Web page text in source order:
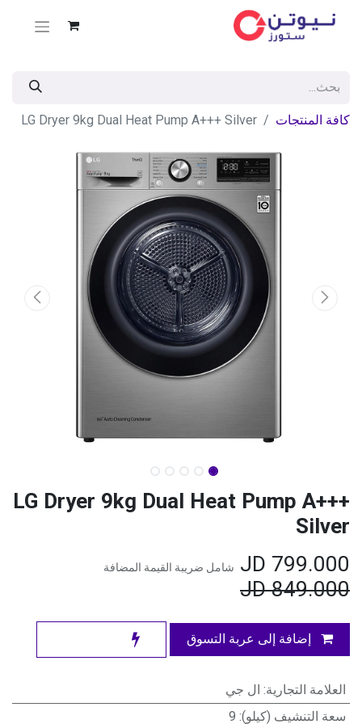
كافة المنتجات LG Dryer 9kg Dual Heat Pump A+++ Silver
LG Dryer 9kg Dual Heat Pump A+++
Silver
799.000
شامل ضريبة القيمة المضافة
849.000
JD
إضافة إلى عربة التسوق
العلامة التجارية: ال جي
سعة التنشيف (كيلو):
9